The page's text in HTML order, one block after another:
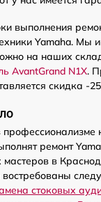
выполнения
Yamaha. Мы
на наших
AvantGrand N1X.
скидка -
ремонт
в
востребованы
стоковых